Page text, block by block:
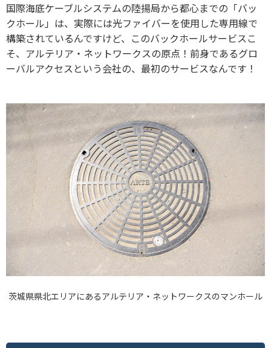
国際海底ケーブルシステムの陸揚局から都心までの「バッ
クホール」は、実際には光ファイバーを使用した専用線で
構築されているんですけど、このバックホールサービスこ
そ、アルテリア・ネットワークスの原点！前身であるグロ
ーバルアクセスという会社の、最初のサービスなんです！
茨城県県北エリアにあるアルテリア・ネットワークスのマンホール